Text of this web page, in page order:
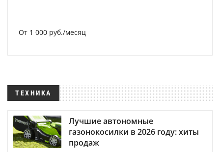
От 1 000 руб./месяц
ТЕХНИКА
Лучшие автономные
газонокосилки в 2026 году: хиты
продаж